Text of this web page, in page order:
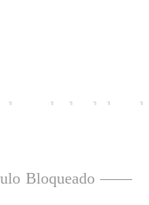
ao lado dela, ela
Bloqueado ——